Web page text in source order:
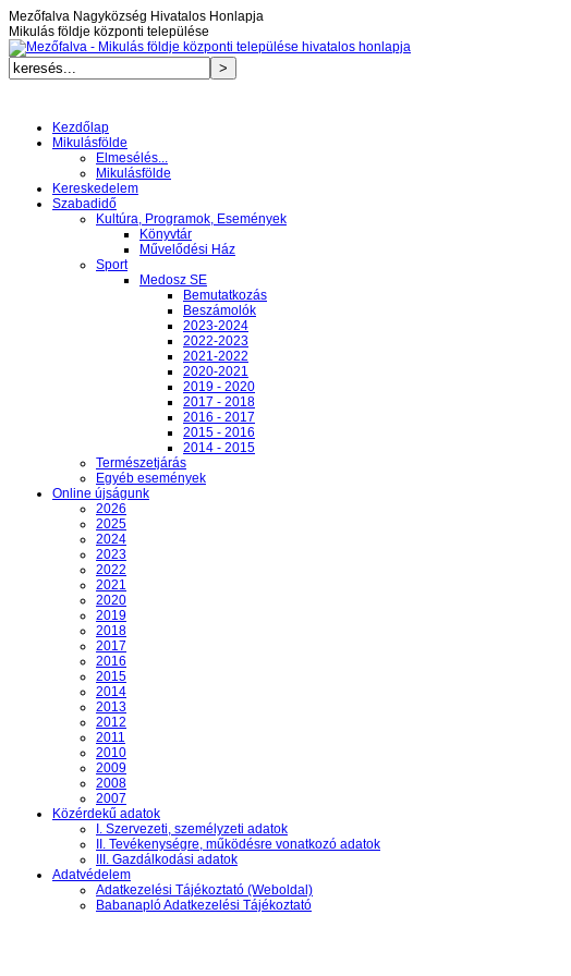
Mezőfalva Nagyközség Hivatalos Honlapja
Mikulás földje központi települése
Kezdőlap
Mikulásfölde
Elmesélés...
Mikulásfölde
Kereskedelem
Szabadidő
Kultúra, Programok, Események
Könyvtár
Művelődési Ház
Sport
Medosz SE
Bemutatkozás
Beszámolók
2023-2024
2022-2023
2021-2022
2020-2021
2019 - 2020
2017 - 2018
2016 - 2017
2015 - 2016
2014 - 2015
Természetjárás
Egyéb események
Online újságunk
2026
2025
2024
2023
2022
2021
2020
2019
2018
2017
2016
2015
2014
2013
2012
2011
2010
2009
2008
2007
Közérdekű adatok
I. Szervezeti, személyzeti adatok
II. Tevékenységre, működésre vonatkozó adatok
III. Gazdálkodási adatok
Adatvédelem
Adatkezelési Tájékoztató (Weboldal)
Babanapló Adatkezelési Tájékoztató